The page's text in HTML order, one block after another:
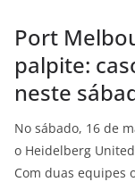
Port
palpite:
neste
No sábado, 16 de
o Heidelberg
Com duas equipes